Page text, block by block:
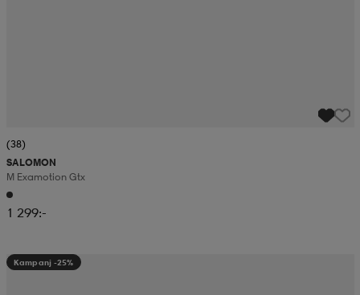
(38)
SALOMON
M Examotion Gtx
1 299:-
Kampanj -25%